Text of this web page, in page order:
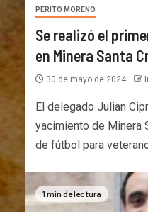
PERITO MORENO
Se realizó el
en Minera Santa
30 de mayo de 2024
El delegado Julian
yacimiento de Minera
de fútbol para
1 min de lectura